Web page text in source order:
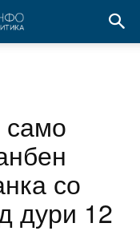
со
дури 12